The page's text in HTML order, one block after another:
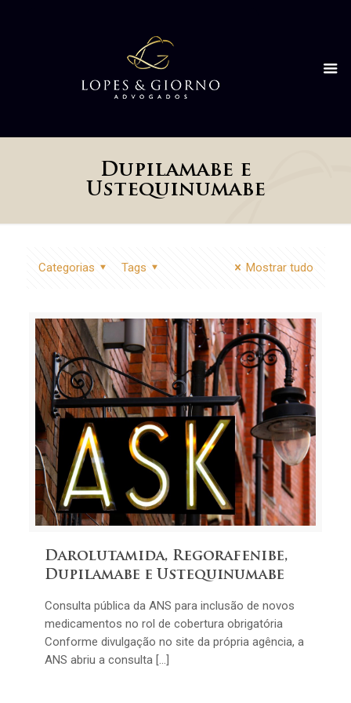
Dupilamabe e
Ustequinumabe
Categorias Tags Mostrar tudo
Darolutamida, Regorafenibe,
Dupilamabe e Ustequinumabe
Consulta pública da ANS para inclusão de novos
medicamentos no rol de cobertura obrigatória
Conforme divulgação no site da própria agência, a
ANS abriu a consulta […]